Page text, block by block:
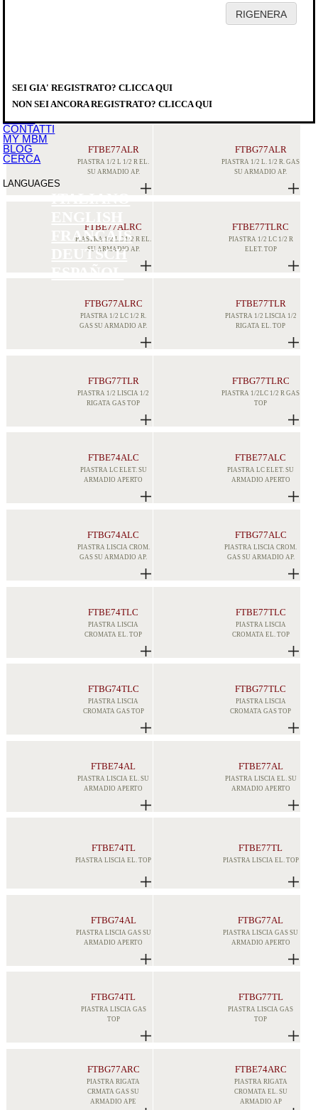
SERVICE
DOWNLOAD
EVENTI
NEWS
CONTATTI
MY MBM
BLOG
CERCA
LANGUAGES
FRANCAIS
DEUTSCH
SEI GIA' REGISTRATO? CLICCA QUI
NON SEI ANCORA REGISTRATO? CLICCA QUI
PRODOTTI >COTTURA MODULARE >DOMINA PRO 700
FRY TOP
FTBE77ALR
PIASTRA 1/2 L 1/2 R EL.
SU ARMADIO AP.
FTBG77ALR
PIASTRA 1/2 L. 1/2 R. GAS
SU ARMADIO AP.
FTBE77ALRC
PIASTRA 1/2 LC 1/2 R EL.
SU ARMADIO AP.
FTBE77TLRC
PIASTRA 1/2 LC 1/2 R
ELET. TOP
FTBG77ALRC
PIASTRA 1/2 LC 1/2 R.
GAS SU ARMADIO AP.
FTBE77TLR
PIASTRA 1/2 LISCIA 1/2
RIGATA EL. TOP
FTBG77TLR
PIASTRA 1/2 LISCIA 1/2
RIGATA GAS TOP
FTBG77TLRC
PIASTRA 1/2LC 1/2 R GAS
TOP
FTBE74ALC
PIASTRA LC ELET. SU
ARMADIO APERTO
FTBE77ALC
PIASTRA LC ELET. SU
ARMADIO APERTO
FTBG74ALC
PIASTRA LISCIA CROM.
GAS SU ARMADIO AP.
FTBG77ALC
PIASTRA LISCIA CROM.
GAS SU ARMADIO AP.
FTBE74TLC
PIASTRA LISCIA
CROMATA EL. TOP
FTBE77TLC
PIASTRA LISCIA
CROMATA EL. TOP
FTBG74TLC
PIASTRA LISCIA
CROMATA GAS TOP
FTBG77TLC
PIASTRA LISCIA
CROMATA GAS TOP
FTBE74AL
PIASTRA LISCIA EL. SU
ARMADIO APERTO
FTBE77AL
PIASTRA LISCIA EL. SU
ARMADIO APERTO
FTBE74TL
PIASTRA LISCIA EL. TOP
FTBE77TL
PIASTRA LISCIA EL. TOP
FTBG74AL
PIASTRA LISCIA GAS SU
ARMADIO APERTO
FTBG77AL
PIASTRA LISCIA GAS SU
ARMADIO APERTO
FTBG74TL
PIASTRA LISCIA GAS
TOP
FTBG77TL
PIASTRA LISCIA GAS
TOP
FTBG77ARC
PIASTRA RIGATA
CRMATA GAS SU
ARMADIO APE
FTBE74ARC
PIASTRA RIGATA
CROMATA EL. SU
ARMADIO AP